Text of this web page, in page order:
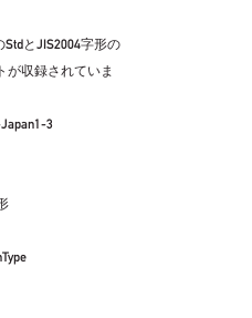
とJIS2004字形の
が収録されていま
3